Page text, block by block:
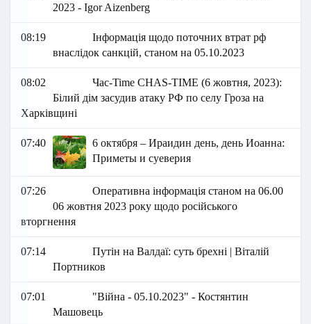
2023 - Igor Aizenberg
08:19
Інформація щодо поточних втрат рф
внаслідок санкцій, станом на 05.10.2023
08:02
Час-Time CHAS-TIME (6 жовтня, 2023):
Білий дім засудив атаку РФ по селу Гроза на
Харківщині
07:40
6 октября – Ираидин день, день Иоанна:
Приметы и суеверия
07:26
Оперативна інформація станом на 06.00
06 жовтня 2023 року щодо російського
вторгнення
07:14
Путін на Валдаї: суть брехні | Віталій
Портников
07:01
"Війна - 05.10.2023" - Костянтин
Машовець